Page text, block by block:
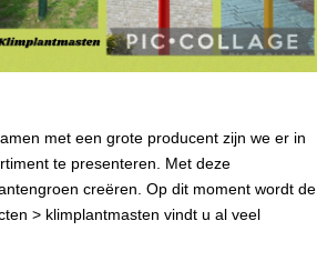
met een grote producent zijn we er in
te presenteren. Met deze
creëren. Op dit moment wordt de
> klimplantmasten vindt u al veel